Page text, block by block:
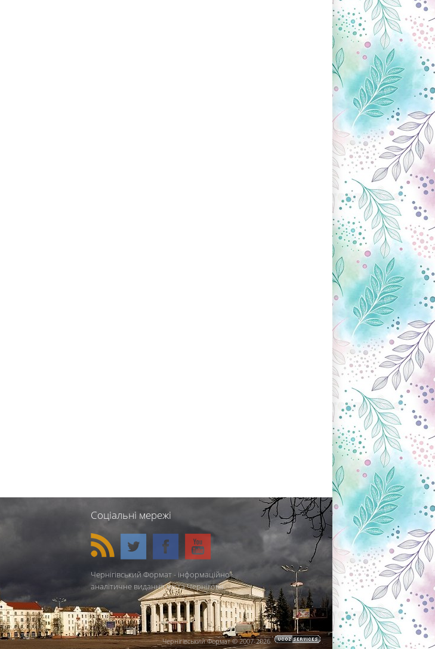
Соціальні мережі
Чернігівський Формат - інформаційно-
аналітичне видання міста Чернігова.
Чернігівський Формат © 2007-2026. .